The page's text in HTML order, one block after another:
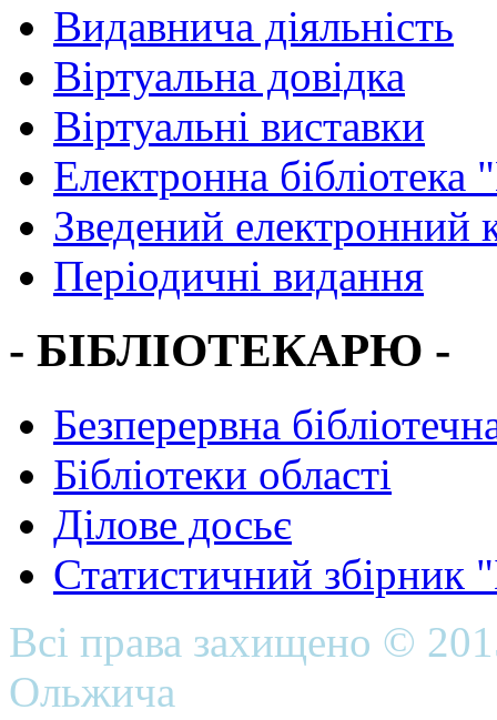
Видавнича діяльність
Віртуальна довідка
Віртуальні виставки
Електронна
Зведений електронний
Періодичні видання
- БІБЛІОТЕКАРЮ -
Безперервна
Бібліотеки області
Ділове досьє
Статистичний
Всі права захищено ©
Ольжича